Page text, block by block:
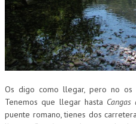
Os digo como llegar, pero no
Tenemos que llegar hasta Cangas
puente romano, tienes dos